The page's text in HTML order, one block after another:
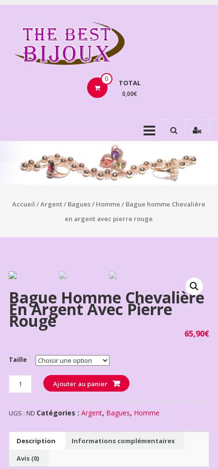
Aller
contenu
0 TOTAL
0,00€
Accueil /Argent/ Bagues/ Homme / Bague homme Chevalière
en argent avec pierre rouge
Bague Homme Chevalière
En Argent Avec Pierre
Rouge
65,90€
Taille
Quantité Ajouter au panier
UGS : ND Catégories : Argent, Bagues, Homme
Description
Informations complémentaires
Avis (0)